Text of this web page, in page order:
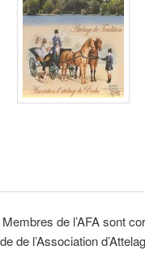
de l’AFA sont
de l’Association